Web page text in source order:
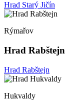
Hrad Starý Jičín
Rýmařov
Hrad Rabštejn
Hrad Rabštejn
Hukvaldy